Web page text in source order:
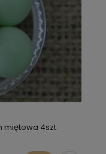
miętowa 4szt